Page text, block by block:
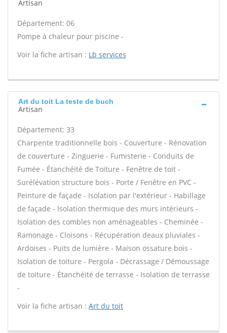
Artisan
Département: 06
Pompe à chaleur pour piscine -
Voir la fiche artisan : Lb services
Art du toit La teste de buch
Artisan
Département: 33
Charpente traditionnelle bois - Couverture - Rénovation
de couverture - Zinguerie - Fumisterie - Conduits de
Fumée - Étanchéité de Toiture - Fenêtre de toit -
Surélévation structure bois - Porte / Fenêtre en PVC -
Peinture de façade - Isolation par l'extérieur - Habillage
de façade - Isolation thermique des murs intérieurs -
Isolation des combles non aménageables - Cheminée -
Ramonage - Cloisons - Récupération deaux pluviales -
Ardoises - Puits de lumière - Maison ossature bois -
Isolation de toiture - Pergola - Décrassage / Démoussage
de toiture - Étanchéité de terrasse - Isolation de terrasse
-
Voir la fiche artisan : Art du toit